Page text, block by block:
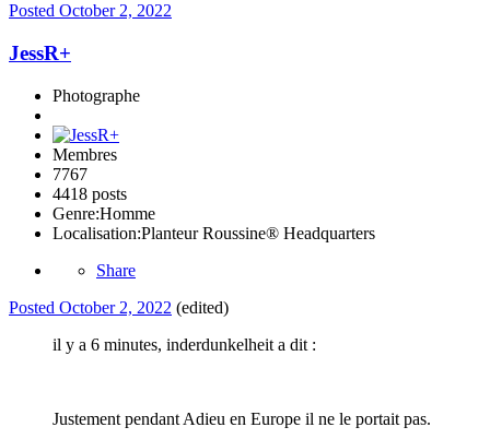
Posted October 2, 2022
JessR+
Photographe
Membres
7767
4418 posts
Genre:Homme
Localisation:Planteur Roussine® Headquarters
Share
Posted October 2, 2022 (edited)
il y a 6 minutes, inderdunkelheit a dit :
Justement pendant Adieu en Europe il ne le portait pas.